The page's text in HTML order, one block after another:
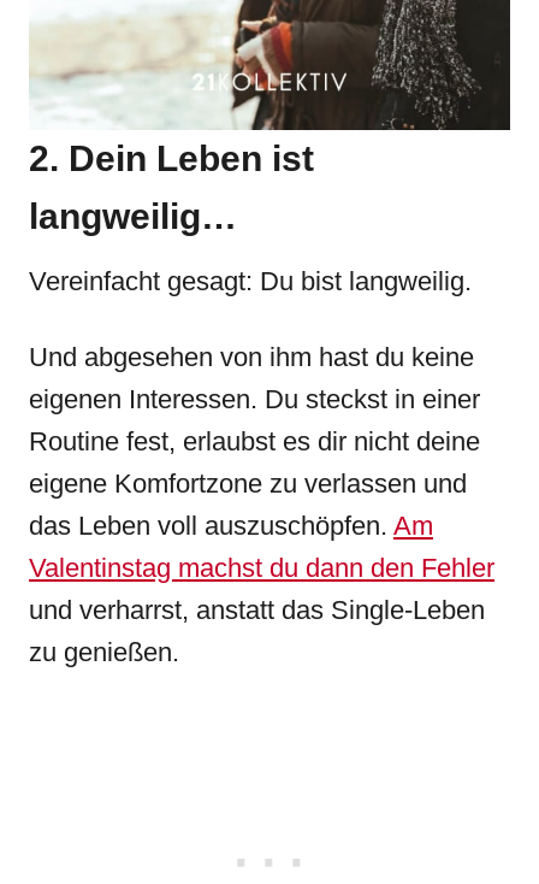
2. Dein Leben ist
langweilig…
Vereinfacht gesagt: Du bist langweilig.
Und abgesehen von ihm hast du keine
eigenen Interessen. Du steckst in einer
Routine fest, erlaubst es dir nicht deine
eigene Komfortzone zu verlassen und
das Leben voll auszuschöpfen. Am
Valentinstag machst du dann den Fehler
und verharrst, anstatt das Single-Leben
zu genießen.